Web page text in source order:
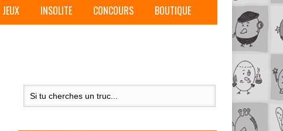
JEUX INSOLITE CONCOURS BOUTIQUE